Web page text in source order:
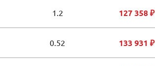
1.2 127 358 ₽
0.52 133 931 ₽